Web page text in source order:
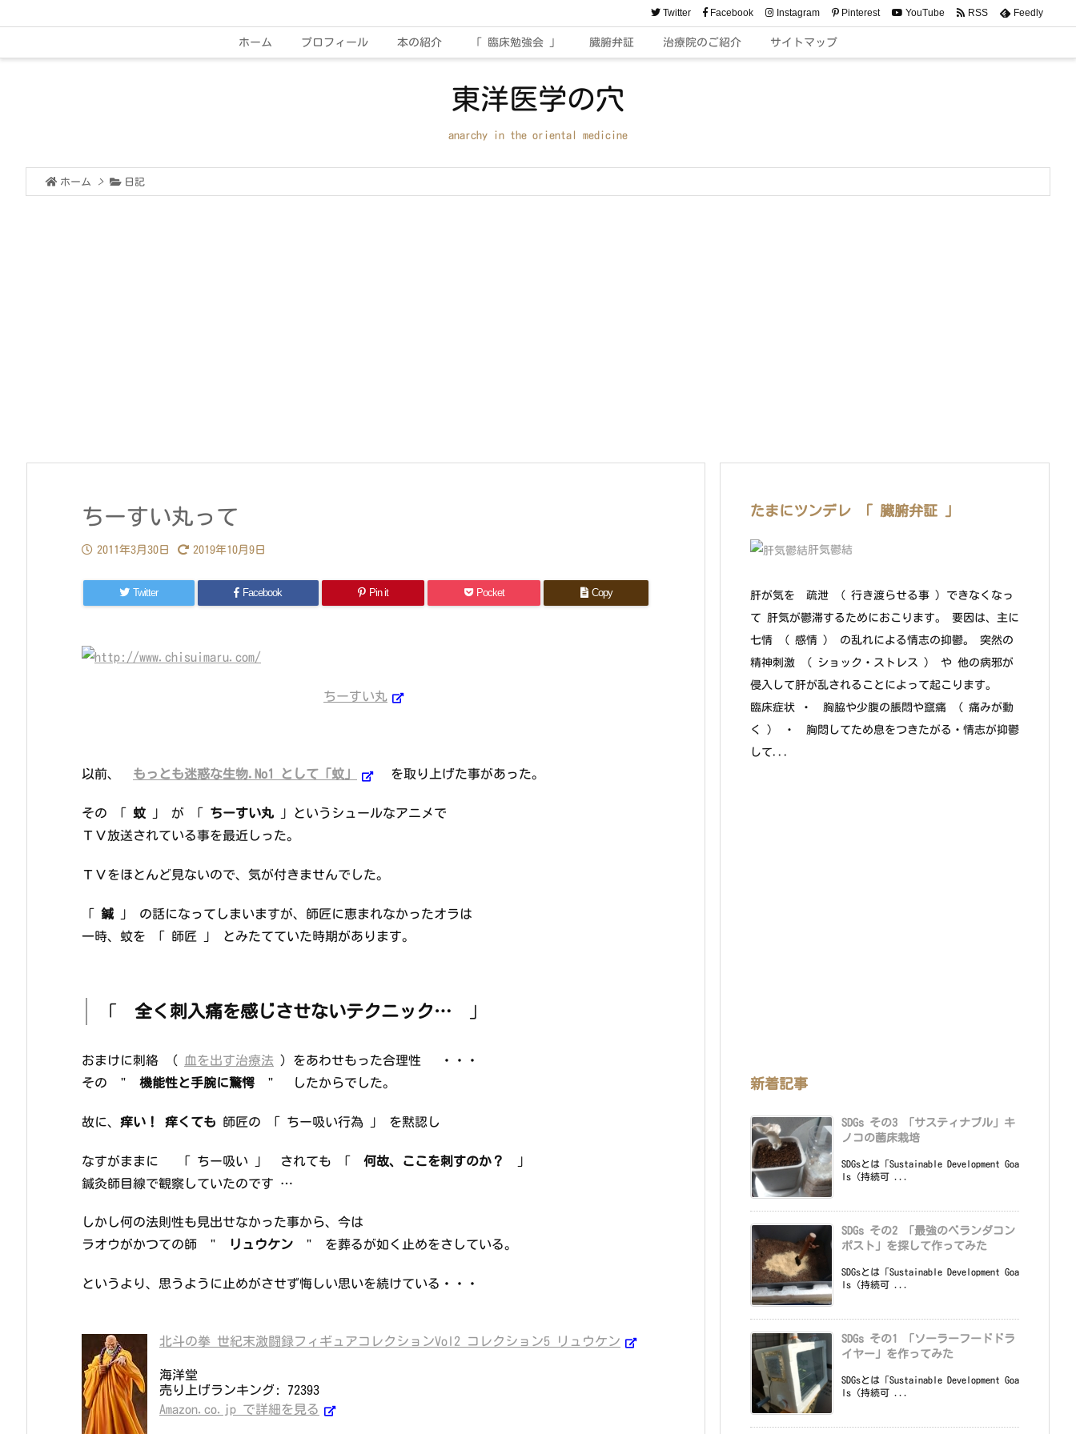
ホーム プロフィール 本の紹介 「 臨床勉強会 」 臓腑弁証 治療院のご紹介 サイトマップ
Twitter Facebook Instagram Pinterest YouTube RSS Feedly
東洋医学の穴
anarchy in the oriental medicine
ホーム > 日記
ちーすい丸って
2011年3月30日 2019年10月9日
Twitter Facebook Pin it Pocket Copy
ちーすい丸
以前、 もっとも迷惑な生物.No1 として「蚊」 を取り上げた事があった。
その 「 蚊 」 が 「 ちーすい丸 」というシュールなアニメで
ＴＶ放送されている事を最近しった。
ＴＶをほとんど見ないので、気が付きませんでした。
鍼 」 の話になってしまいますが、師匠に恵まれなかったオラは
一時、蚊を 「 師匠 」 とみたてていた時期があります。
全く刺入痛を感じさせないテクニック…
おまけに刺絡 （ 血を出す治療法 ）をあわせもった合理性 ・・・
その " 機能性と手腕に驚愕 " したからでした。
故に、 痒い！ 痒くても 師匠の 「 ちー吸い行為 」 を黙認し
なすがままに 「 ちー吸い 」 されても 「 何故、ここを刺すのか？
」
鍼灸師目線で観察していたのです …
しかし何の法則性も見出せなかった事から、今は
ラオウがかつての師 "
リュウケン " を葬るが如く止めをさしている。
というより、思うように止めがさせず悔しい思いを続けている・・・
北斗の拳 世紀末激闘録フィギュアコレクションVol2 コレクション5 リュウケン
海洋堂
売り上げランキング: 72393
Amazon.co.jp で詳細を見る
たまにツンデレ 「 臓腑弁証 」
肝気鬱結
肝が気を 疏泄 （ 行き渡らせる事 ）できなくなっ
て 肝気が鬱滞するためにおこります。 要因は、主に
七情 （ 感情 ） の乱れによる情志の抑鬱。 突然の
精神刺激 （ ショック・ストレス ） や 他の病邪が
侵入して肝が乱されることによって起こります。
臨床症状 ・ 胸脇や少腹の脹悶や竄痛 （ 痛みが動
く ） ・ 胸悶してため息をつきたがる・情志が抑鬱
して...
新着記事
SDGs その3 「サスティナブル」キ
ノコの菌床栽培
SDGsとは「Sustainable Development Goa
ls（持続可 ...
SDGs その2 「最強のベランダコン
ポスト」を探して作ってみた
SDGsとは「Sustainable Development Goa
ls（持続可 ...
SDGs その1 「ソーラーフードドラ
イヤー」を作ってみた
SDGsとは「Sustainable Development Goa
ls（持続可 ...